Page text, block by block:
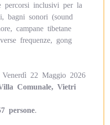
percorsi inclusivi per la
bagni sonori (sound
campane tibetane
frequenze, gong
22 Maggio 2026
Comunale, Vietri
persone